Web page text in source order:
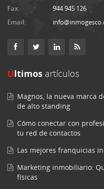
Fax:
944 945 126
Email:
Últimos artículos
Magnos, la nueva marca
de alto standing
Cómo conectar con
tu red de contactos
Las mejores franquicias
Marketing inmobiliario:
físicas